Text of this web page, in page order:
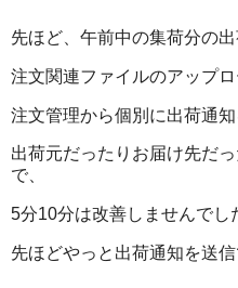
先ほど、午前中の集荷分の
注文関連ファイルのアップ
注文管理から個別に出荷通
出荷元だったりお届け先だ
で、
5分10分は改善しませんでし
先ほどやっと出荷通知を送